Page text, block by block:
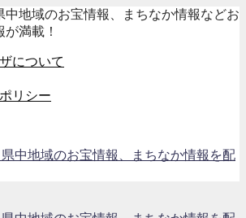
中地域のお宝情報、まちなか情報などお
満載！
について
リシー